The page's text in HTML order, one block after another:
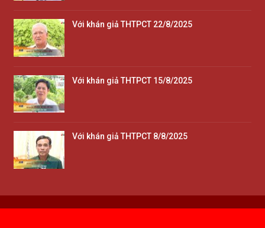
Với khán giả THTPCT 22/8/2025
Với khán giả THTPCT 15/8/2025
Với khán giả THTPCT 8/8/2025